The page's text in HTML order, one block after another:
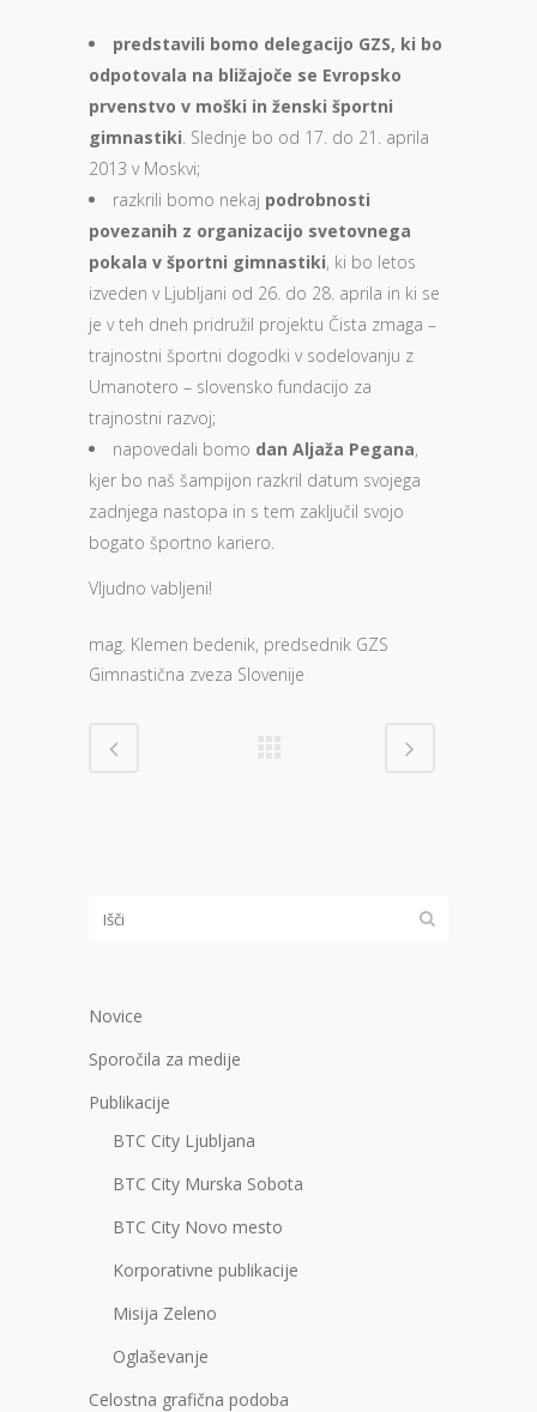
predstavili bomo delegacijo GZS, ki bo
odpotovala na bližajoče se Evropsko
prvenstvo v moški in ženski športni
gimnastiki. Slednje bo od 17. do 21. aprila
2013 v Moskvi;
razkrili bomo nekaj podrobnosti
povezanih z organizacijo svetovnega
pokala v športni gimnastiki, ki bo letos
izveden v Ljubljani od 26. do 28. aprila in ki se
je v teh dneh pridružil projektu Čista zmaga –
trajnostni športni dogodki v sodelovanju z
Umanotero – slovensko fundacijo za
trajnostni razvoj;
napovedali bomo dan Aljaža Pegana,
kjer bo naš šampijon razkril datum svojega
zadnjega nastopa in s tem zaključil svojo
bogato športno kariero.
Vljudno vabljeni!
mag. Klemen bedenik, predsednik GZS
Gimnastična zveza Slovenije
Novice
Sporočila za medije
Publikacije
BTC City Ljubljana
BTC City Murska Sobota
BTC City Novo mesto
Korporativne publikacije
Misija Zeleno
Oglaševanje
Celostna grafična podoba